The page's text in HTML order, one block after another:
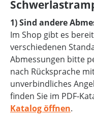
1) Sind andere
Im Shop gibt es
verschiedenen
Abmessungen bitte
nach Rücksprache
unverbindliches
finden Sie im PDF-
Katalog öffnen.